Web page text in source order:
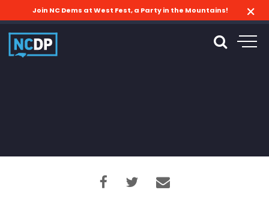
Join NC Dems at West Fest, a Party in the Mountains!